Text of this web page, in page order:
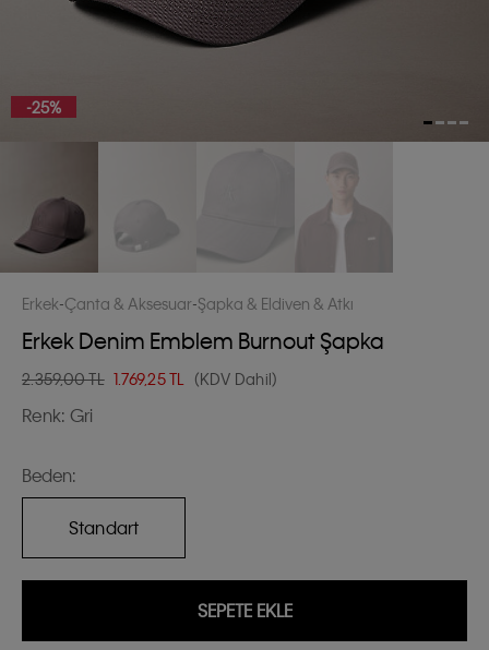
-25%
Erkek Çanta & Aksesuar Şapka & Eldiven & Atkı
Erkek Denim Emblem Burnout Şapka
2.359,00 TL 1.769,25TL (KDV Dahil)
Renk: Gri
Beden:
Standart
SEPETE EKLE